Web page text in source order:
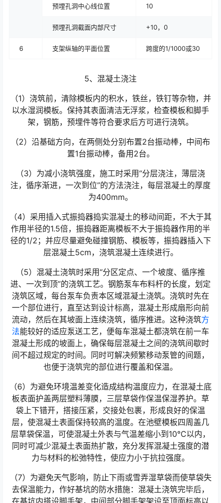
预埋孔洞中心线位置 10
预埋孔洞截面内部尺寸 +10，0
6 支架纵轴的平面位置 跨度的1/1000或30
5、混凝土浇注
（1）浇筑前，清除模板内的积水，铁丝，铁钉等杂物，并
以水湿润模板。保持其表面清洁无浮浆，检查模板和脚手
架，钢筋，预埋件等符合要求后方可进行浇筑。
（2）沿基础方向，在两侧处分别布置2台振动棒，中间布
置1台振动棒，备用2台。
（3）为减小浇筑强度，施工时采用“分层浇注，薄层浇
注，循序渐进，一次到位”的方法浇注，每层混凝土的厚度
为400mm。
（4）采用插入式振捣器捣实混凝土的移动间距，不大于其
作用半径的1.5倍，振捣器距离模板不大于振捣器作用的半
径的1/2；并应尽量避免碰撞钢筋、模板等，振捣器插入下
层混凝土5cm，浇筑混凝土连续进行。
（5）混凝土浇筑时采用“分区定点、一个坡度、循序推
进、一次到顶”的浇筑工艺。钢筋泵车布料杆的长度，划定
浇筑区域，每台泵车负责本区域混凝土浇筑。浇筑时先在
一个部位进行，直至达到设计标高，混凝土形成扇形向前
流动，然后在其坡面上连续浇筑，循序推进。这种浇筑方
法能较好的适应泵送工艺，便每车混凝土都浇筑在前一车
混凝土形成的坡面上，确保每层混凝土之间的浇筑间歇时
间不超过规定的时间。同时可解决频繁移动泵管的间题，
也便于浇筑完的部位进行覆盖和保温。
（6）为避免环境温差变化造成结构温度应力，在混凝土底
板表面护盖两层塑料薄膜，三层草袋作保温保湿养护。草
袋上下错开，搭接压紧，交接处包裹，形成良好的保温
层，使混凝土表面保持较高的温度。在池壁模板四周盖几
层草袋保温，可使混凝土外表与气温差缩小到10℃以内，
同时可减少混凝土表面热扩散，充分发挥混凝土强度的潜
力与材料的松弛特性，使应力小于抗拉强度。
（7）为避免天气影响，防止下雨或雪弄湿草袋而使草袋失
去保温能力，作好基坑的防水措施：混凝土浇筑完毕后，